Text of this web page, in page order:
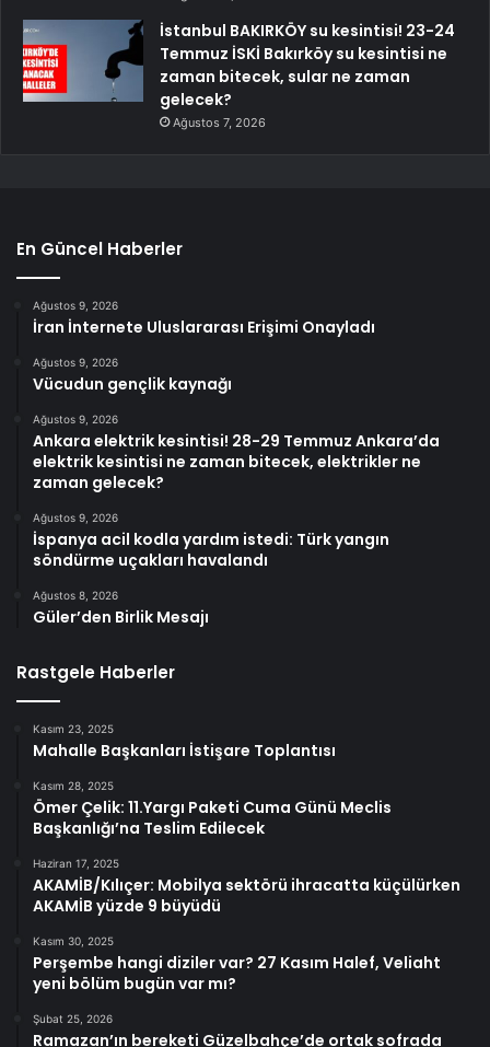
İstanbul BAKIRKÖY su kesintisi! 23-24
Temmuz İSKİ Bakırköy su kesintisi ne
zaman bitecek, sular ne zaman
gelecek?
Ağustos 7, 2026
En Güncel Haberler
Ağustos 9, 2026
İran İnternete Uluslararası Erişimi Onayladı
Ağustos 9, 2026
Vücudun gençlik kaynağı
Ağustos 9, 2026
Ankara elektrik kesintisi! 28-29 Temmuz Ankara’da
elektrik kesintisi ne zaman bitecek, elektrikler ne
zaman gelecek?
Ağustos 9, 2026
İspanya acil kodla yardım istedi: Türk yangın
söndürme uçakları havalandı
Ağustos 8, 2026
Güler’den Birlik Mesajı
Rastgele Haberler
Kasım 23, 2025
Mahalle Başkanları İstişare Toplantısı
Kasım 28, 2025
Ömer Çelik: 11.Yargı Paketi Cuma Günü Meclis
Başkanlığı’na Teslim Edilecek
Haziran 17, 2025
AKAMİB/Kılıçer: Mobilya sektörü ihracatta küçülürken
AKAMİB yüzde 9 büyüdü
Kasım 30, 2025
Perşembe hangi diziler var? 27 Kasım Halef, Veliaht
yeni bölüm bugün var mı?
Şubat 25, 2026
Ramazan’ın bereketi Güzelbahçe’de ortak sofrada